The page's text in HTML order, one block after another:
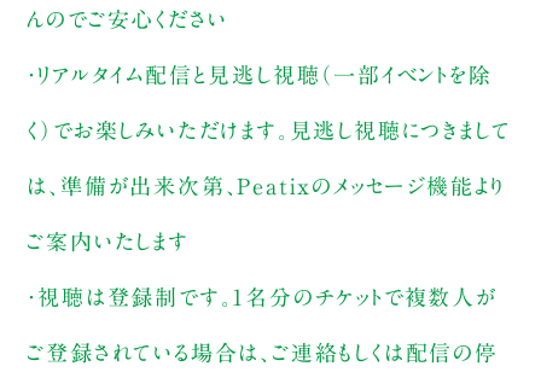
んのでご安心ください
・リアルタイム配信と見逃し視聴（一部イベントを除
く）でお楽しみいただけます。見逃し視聴につきまして
は、準備が出来次第、Peatixのメッセージ機能より
ご案内いたします
・視聴は登録制です。1名分のチケットで複数人が
ご登録されている場合は、ご連絡もしくは配信の停